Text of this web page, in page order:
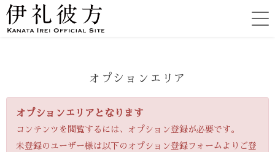
オプションエリア
オプションエリアとなります
コンテンツを閲覧するには、オプション登録が必要です。
未登録のユーザー様は以下のオプション登録フォームよりご登